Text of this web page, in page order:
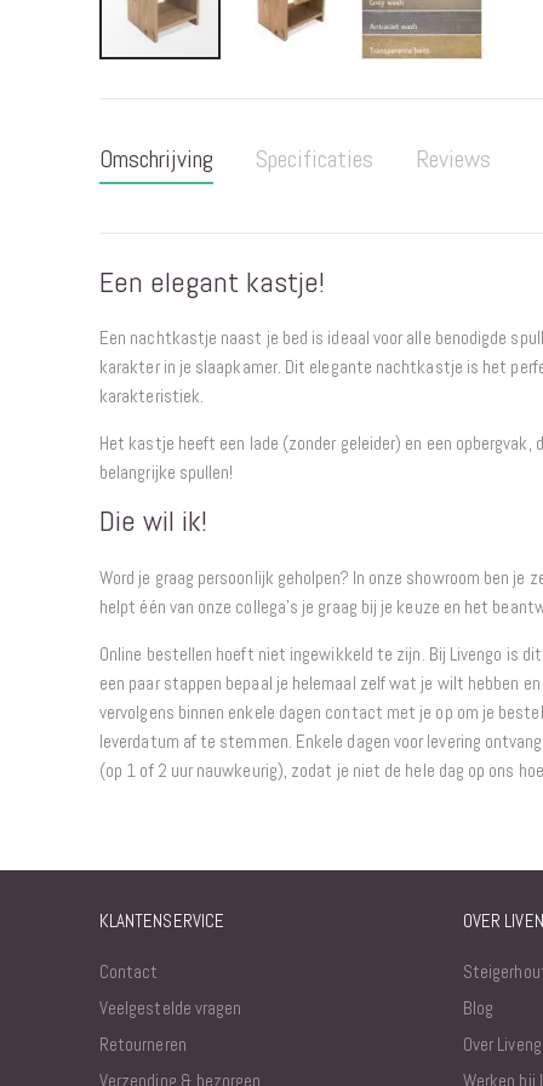
naar
begin
van
gallerij
Omschrijving
Een elegant kastje!
Een nachtkastje naast je bed is ideaal voor alle benodigde
karakter in je slaapkamer. Dit elegante nachtkastje is het
karakteristiek.
Het kastje heeft een lade (zonder geleider) en een opbergvak,
belangrijke spullen!
Die wil ik!
Word je graag persoonlijk geholpen? In onze showroom ben je
helpt één van onze collega’s je graag bij je keuze en het
Online bestellen hoeft niet ingewikkeld te zijn. Bij Livengo is
een paar stappen bepaal je helemaal zelf wat je wilt hebben
vervolgens binnen enkele dagen contact met je op om je
leverdatum af te stemmen. Enkele dagen voor levering
(op 1 of 2 uur nauwkeurig), zodat je niet de hele dag op ons
Specificaties Reviews
KLANTENSERVICE
Contact
Veelgestelde vragen
Retourneren
Verzending & bezorgen
OVER
Blog
Over
Werken bij